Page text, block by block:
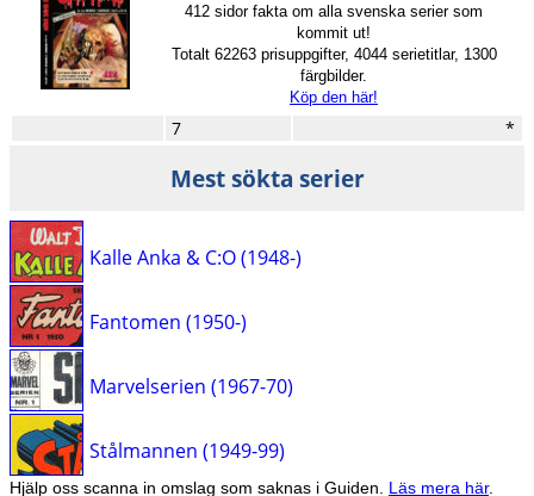
412 sidor fakta om alla svenska serier som
kommit ut!
Totalt 62263 prisuppgifter, 4044 serietitlar, 1300
färgbilder.
Köp den här!
7 *
Mest sökta serier
Kalle Anka & C:O (1948-)
Fantomen (1950-)
Marvelserien (1967-70)
Stålmannen (1949-99)
Hjälp oss scanna in omslag som saknas i Guiden. Läs mera här.